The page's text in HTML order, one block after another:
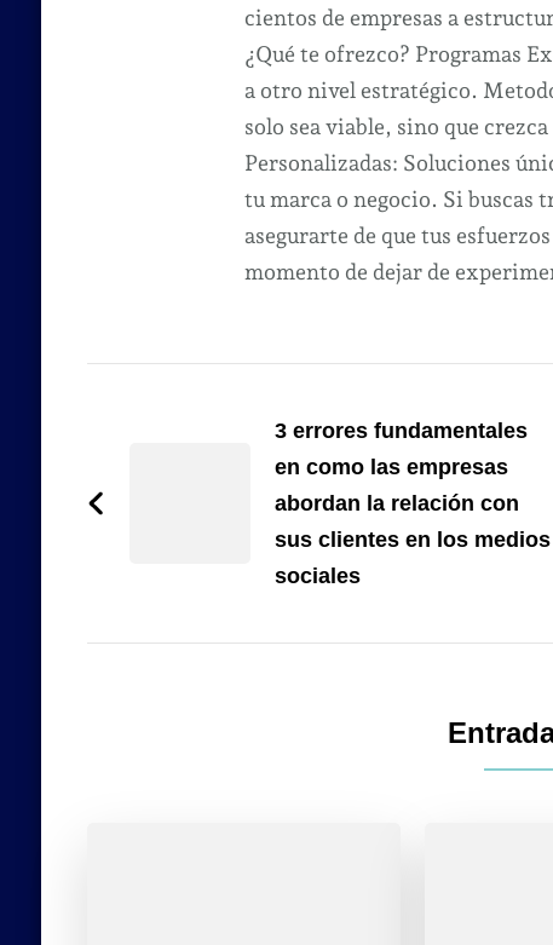
cientos de empresas a
¿Qué te ofrezco? Programas
a otro nivel estratégico.
solo sea viable, sino que
Personalizadas: Soluciones
tu marca o negocio. Si
asegurarte de que tus
momento de dejar de
entradas
3 errores fundamentales
en como las empresas
abordan la relación con
sus clientes en los medios
sociales